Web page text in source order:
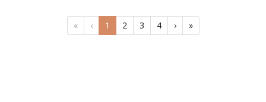
« ‹ 1 2 3 4 › »